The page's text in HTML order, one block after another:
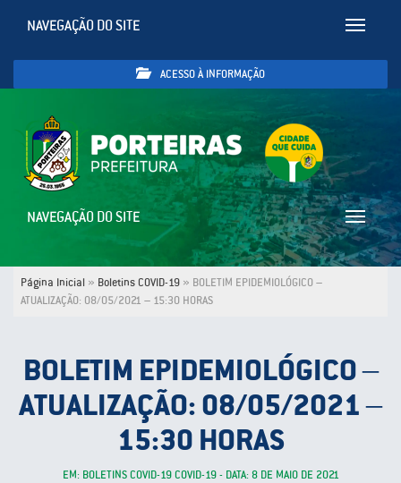
Toggle
NAVEGAÇÃO DO SITE
ACESSO À INFORMAÇÃO
Toggle
NAVEGAÇÃO DO SITE
Página Inicial » Boletins COVID-19 » BOLETIM EPIDEMIOLÓGICO –
ATUALIZAÇÃO: 08/05/2021 – 15:30 HORAS
BOLETIM EPIDEMIOLÓGICO –
ATUALIZAÇÃO: 08/05/2021 –
15:30 HORAS
EM: BOLETINS COVID-19 COVID-19 - DATA: 8 DE MAIO DE 2021